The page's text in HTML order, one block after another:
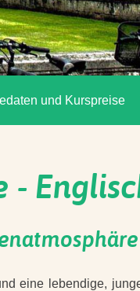
und Kurspreise
-
eine lebendige,